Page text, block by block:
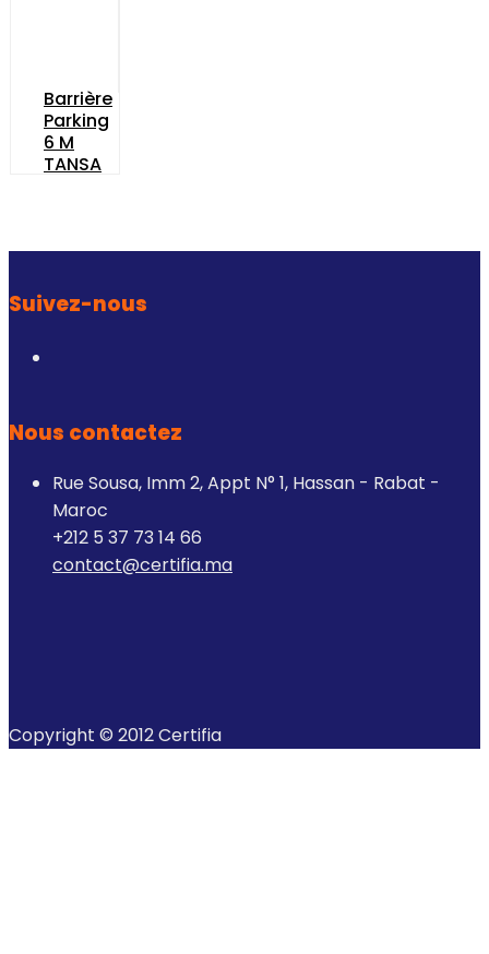
Barrière
Parking
6 M
TANSA
Suivez-nous
Nous contactez
Rue Sousa, Imm 2, Appt N° 1, Hassan - Rabat -
Maroc
+212 5 37 73 14 66
contact@certifia.ma
Copyright © 2012 Certifia